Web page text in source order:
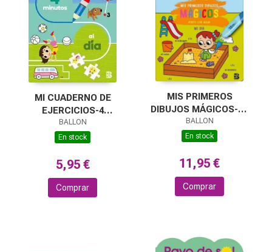
MI CUADERNO DE
EJERCICIOS-4
MINUTOS AL DÍA
BALLON
En stock
5,95 €
Comprar
MIS PRIMEROS
DIBUJOS MÁGICOS-MI
DÍA
BALLON
En stock
11,95 €
Comprar